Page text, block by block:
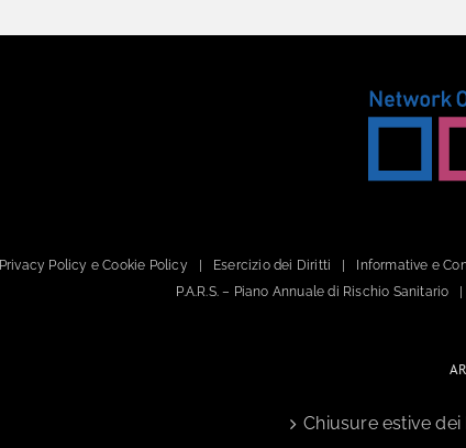
Privacy Policy e Cookie Policy Esercizio dei Diritti Informative e
P.A.R.S. – Piano Annuale di Rischio Sanitario
Chiusure estive